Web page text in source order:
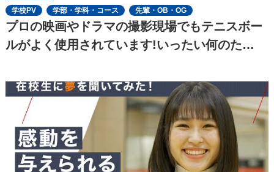
学校PV
学部・学科・コース 先輩・OB・OG
プロの映画やドラマの撮影現場でもテニスボー
ルがよく使用されています!いったい何のた